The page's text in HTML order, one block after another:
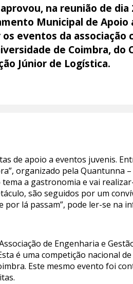
na reunião de
Municipal de
eventos da
de Coimbra, do
Júnior de Logística.
de apoio a eventos juvenis.
organizado pela Quantunna
a gastronomia e vai
são seguidos por um
lá passam”, pode ler-se na
de Engenharia e
é uma competição nacional
Este mesmo evento foi